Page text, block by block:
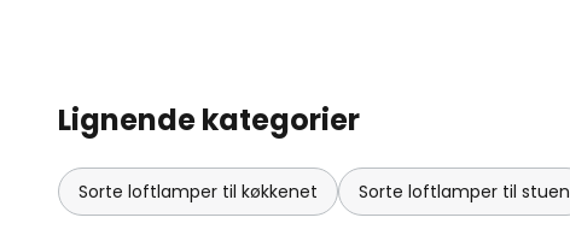
Lignende kategorier
Sorte loftlamper til køkkenet Sorte loftlamper til stuen